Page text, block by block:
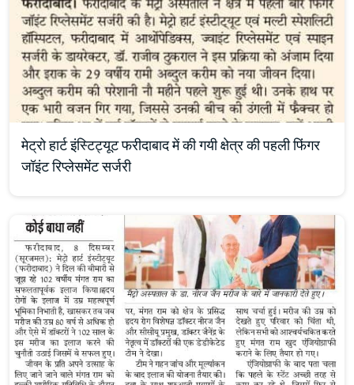
मेट्रो हार्ट इंस्टिट्यूट फरीदाबाद में की गयी क्षेत्र की पहली फिंगर
जॉइंट रिप्लेसमेंट सर्जरी